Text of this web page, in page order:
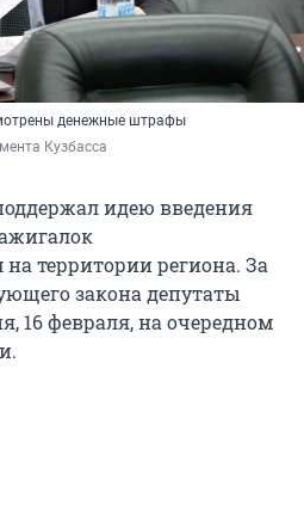
денежные штрафы
Кузбасса
идею введения
территории региона. За
закона депутаты
16 февраля, на очередном